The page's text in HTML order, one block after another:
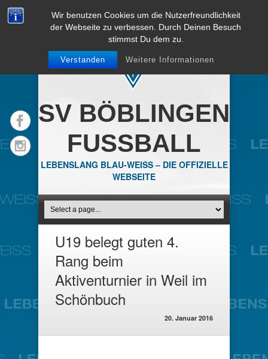
Wir benutzen Cookies um die Nutzerfreundlichkeit
der Webseite zu verbessen. Durch Deinen Besuch
stimmst Du dem zu.
Verstanden Weitere Informationen
SV BÖBLINGEN
FUSSBALL
LEBENSLANG BLAU-WEISS – DIE OFFIZIELLE
WEBSEITE
U19 belegt guten 4.
Rang beim
Aktiventurnier in Weil im
Schönbuch
20. Januar 2016